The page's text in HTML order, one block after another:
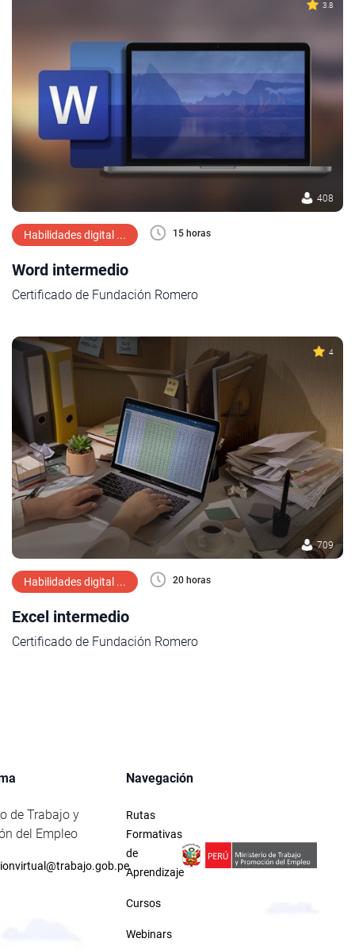
3.8
408
Habilidades digital ... 15 horas
Word intermedio
Certificado de Fundación Romero
4
709
Habilidades digital ... 20 horas
Excel intermedio
Certificado de Fundación Romero
de Trabajo y
del Empleo
Navegación
Rutas
Formativas
de
Aprendizaje
Cursos
Webinars